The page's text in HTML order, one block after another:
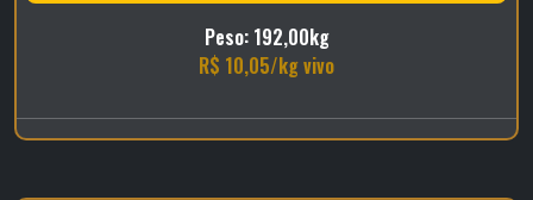
Peso: 192,00kg
R$ 10,05/kg vivo